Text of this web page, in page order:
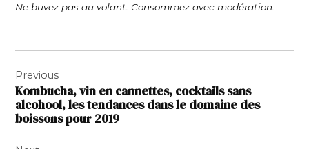
Ne buvez pas au volant. Consommez avec modération.
de
l’article
Previous
Kombucha, vin en cannettes, cocktails sans
alcohool, les tendances dans le domaine des
boissons pour 2019